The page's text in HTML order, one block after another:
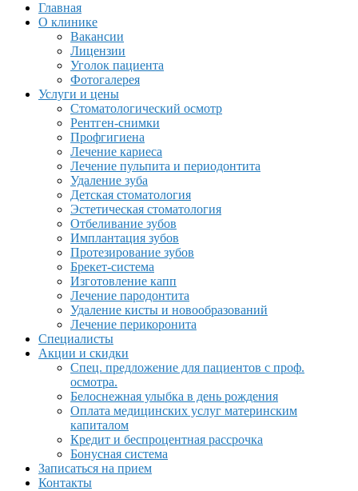
Главная
О клинике
Вакансии
Лицензии
Уголок пациента
Фотогалерея
Услуги и цены
Стоматологический осмотр
Рентген-снимки
Профгигиена
Лечение кариеса
Лечение пульпита и периодонтита
Удаление зуба
Детская стоматология
Эстетическая стоматология
Отбеливание зубов
Имплантация зубов
Протезирование зубов
Брекет-система
Изготовление капп
Лечение пародонтита
Удаление кисты и новообразований
Лечение перикоронита
Специалисты
Акции и скидки
Спец. предложение для пациентов с проф.
осмотра.
Белоснежная улыбка в день рождения
Оплата медицинских услуг материнским
капиталом
Кредит и беспроцентная рассрочка
Бонусная система
Записаться на прием
Контакты